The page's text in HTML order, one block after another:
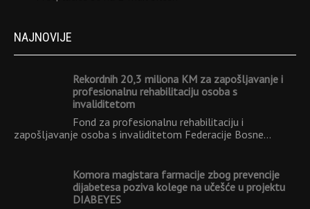
NAJNOVIJE
Rekordnih 20,3 miliona KM za zapošljavanje i
profesionalnu rehabilitaciju osoba s
invaliditetom
Fond za profesionalnu rehabilitaciju i
zapošljavanje osoba s invaliditetom Federacije Bosne…
Komora magistara farmacije zbog prevencije
dijabetesa poziva kolege na učešće u projektu
DIABEYES